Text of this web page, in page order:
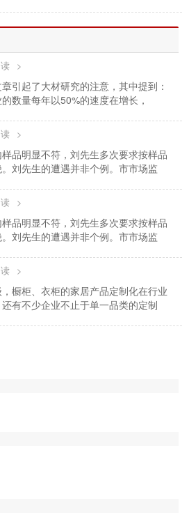
>
引起了大材研究的注意，其中提到：
数量每年以50%的速度在增长，
>
品明显不符，刘先生多次要求按样品
刘先生的遭遇并非个例。市市场监
>
品明显不符，刘先生多次要求按样品
刘先生的遭遇并非个例。市市场监
>
橱柜、衣柜的家居产品定制化在行业
有不少企业不止于单一品类的定制